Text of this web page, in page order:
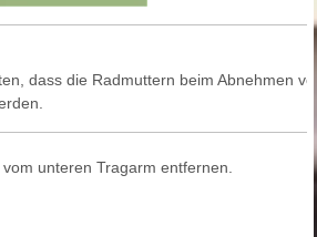
dass die Radmuttern beim Abnehmen
unteren Tragarm entfernen.